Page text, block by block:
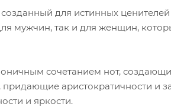
для истинных
мужчин, так и для женщин,
сочетанием нот,
аристократичности и
и яркости.